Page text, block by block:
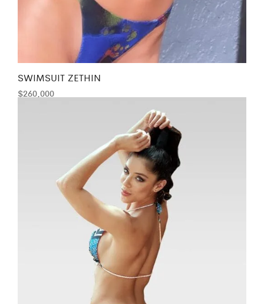
SWIMSUIT ZETHIN
$260,000